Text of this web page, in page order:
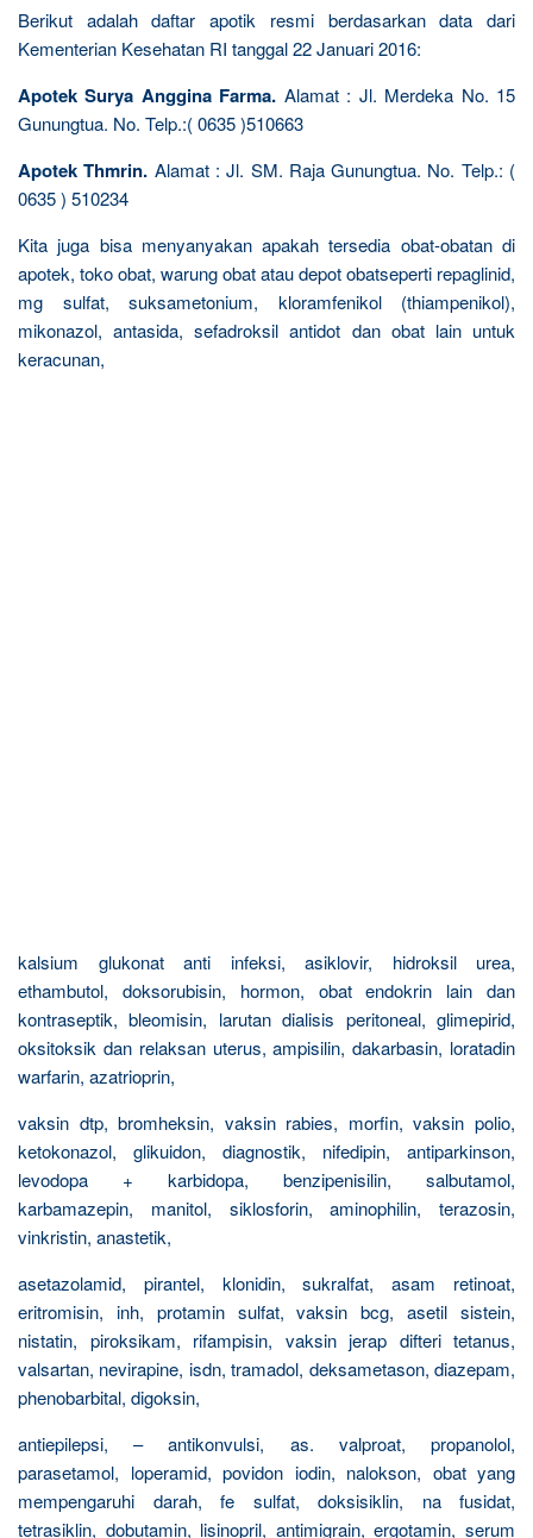
Berikut adalah daftar apotik resmi berdasarkan data dari
Kementerian Kesehatan RI tanggal 22 Januari 2016:
Apotek Surya Anggina Farma. Alamat : Jl. Merdeka No. 15
Gunungtua. No. Telp.:( 0635 )510663
Apotek Thmrin. Alamat : Jl. SM. Raja Gunungtua. No. Telp.: (
0635 ) 510234
Kita juga bisa menyanyakan apakah tersedia obat-obatan di
apotek, toko obat, warung obat atau depot obatseperti repaglinid,
mg sulfat, suksametonium, kloramfenikol (thiampenikol),
mikonazol, antasida, sefadroksil antidot dan obat lain untuk
keracunan,
kalsium glukonat anti infeksi, asiklovir, hidroksil urea,
ethambutol, doksorubisin, hormon, obat endokrin lain dan
kontraseptik, bleomisin, larutan dialisis peritoneal, glimepirid,
oksitoksik dan relaksan uterus, ampisilin, dakarbasin, loratadin
warfarin, azatrioprin,
vaksin dtp, bromheksin, vaksin rabies, morfin, vaksin polio,
ketokonazol, glikuidon, diagnostik, nifedipin, antiparkinson,
levodopa + karbidopa, benzipenisilin, salbutamol,
karbamazepin, manitol, siklosforin, aminophilin, terazosin,
vinkristin, anastetik,
asetazolamid, pirantel, klonidin, sukralfat, asam retinoat,
eritromisin, inh, protamin sulfat, vaksin bcg, asetil sistein,
nistatin, piroksikam, rifampisin, vaksin jerap difteri tetanus,
valsartan, nevirapine, isdn, tramadol, deksametason, diazepam,
phenobarbital, digoksin,
antiepilepsi, – antikonvulsi, as. valproat, propanolol,
parasetamol, loperamid, povidon iodin, nalokson, obat yang
mempengaruhi darah, fe sulfat, doksisiklin, na fusidat,
tetrasiklin, dobutamin, lisinopril, antimigrain, ergotamin, serum